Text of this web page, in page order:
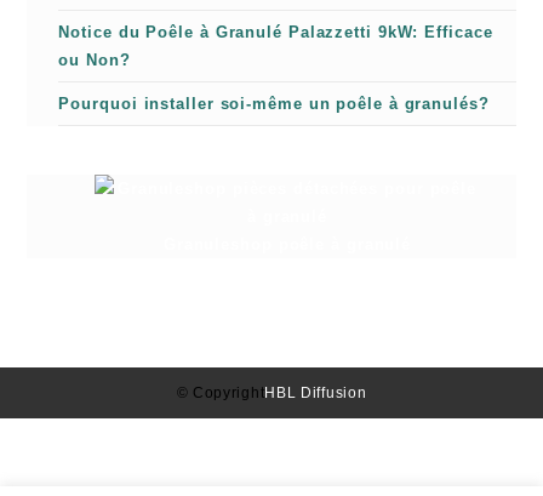
Notice du Poêle à Granulé Palazzetti 9kW: Efficace
ou Non?
Pourquoi installer soi-même un poêle à granulés?
© CopyrightHBL Diffusion